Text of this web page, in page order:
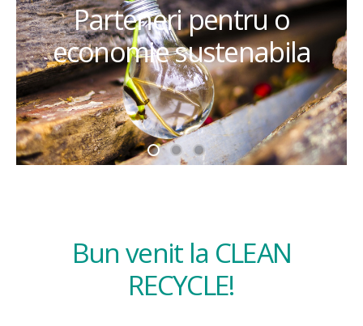
Parteneri pentru o
economie sustenabila
Bun venit la CLEAN
RECYCLE!